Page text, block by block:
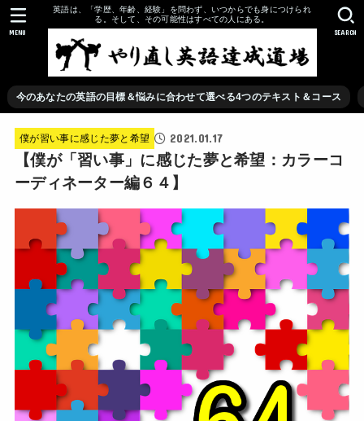
英語は、「学歴、年齢、経験」を問わず、いつからでも身につけられ
る。そして、その可能性はすべての人にある。
今のあなたの英語の目標＆悩みに合わせて選べる4つのテキスト＆コース
SEARCH
MENU
僕が習い事に感じた夢と希望 2021.01.17
【僕が「習い事」に感じた夢と希望：カラーコ
ーディネーター編６４】